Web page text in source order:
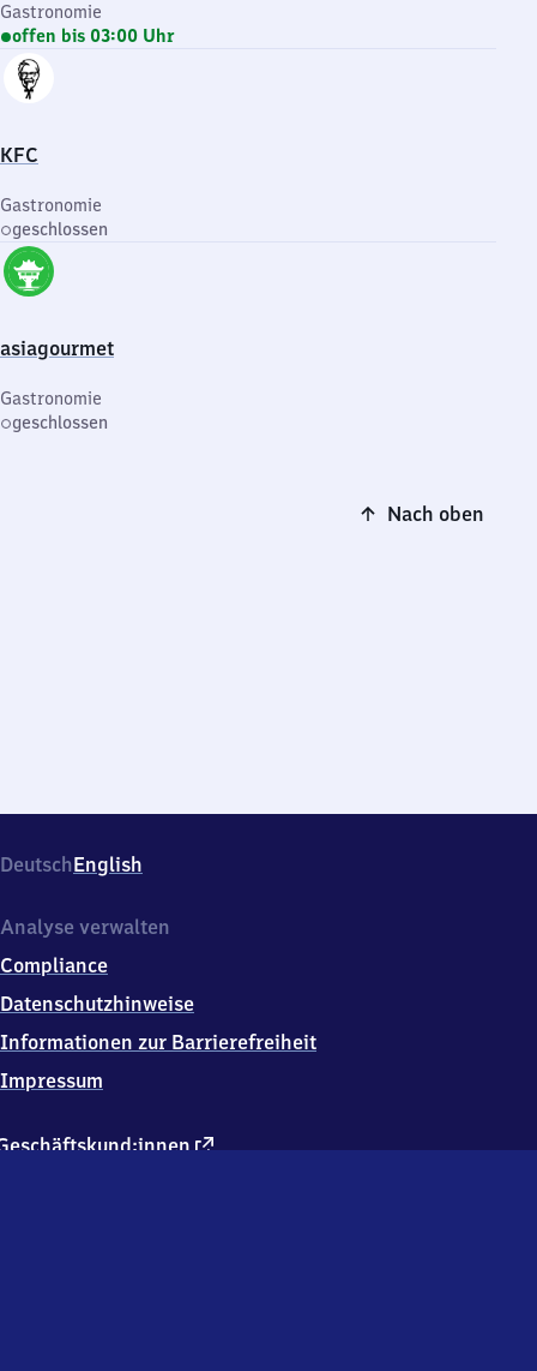
Gastronomie
offen bis 03:00 Uhr
KFC
Gastronomie
geschlossen
asiagourmet
Gastronomie
geschlossen
Nach oben
DeutschEnglish
externer
Analyse verwalten
Compliance
Datenschutzhinweise
Informationen zur Barrierefreiheit
Impressum